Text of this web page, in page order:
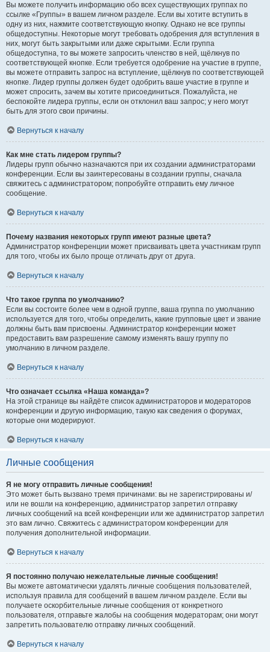
Вы можете получить информацию обо всех существующих группах по
ссылке «Группы» в вашем личном разделе. Если вы хотите вступить в
одну из них, нажмите соответствующую кнопку. Однако не все группы
общедоступны. Некоторые могут требовать одобрения для вступления в
них, могут быть закрытыми или даже скрытыми. Если группа
общедоступна, то вы можете запросить членство в ней, щёлкнув по
соответствующей кнопке. Если требуется одобрение на участие в группе,
вы можете отправить запрос на вступление, щёлкнув по соответствующей
кнопке. Лидер группы должен будет одобрить ваше участие в группе и
может спросить, зачем вы хотите присоединиться. Пожалуйста, не
беспокойте лидера группы, если он отклонил ваш запрос; у него могут
быть для этого свои причины.
Вернуться к началу
Как мне стать лидером группы?
Лидеры групп обычно назначаются при их создании администраторами
конференции. Если вы заинтересованы в создании группы, сначала
свяжитесь с администратором; попробуйте отправить ему личное
сообщение.
Вернуться к началу
Почему названия некоторых групп имеют разные цвета?
Администратор конференции может присваивать цвета участникам групп
для того, чтобы их было проще отличать друг от друга.
Вернуться к началу
Что такое группа по умолчанию?
Если вы состоите более чем в одной группе, ваша группа по умолчанию
используется для того, чтобы определить, какие групповые цвет и звание
должны быть вам присвоены. Администратор конференции может
предоставить вам разрешение самому изменять вашу группу по
умолчанию в личном разделе.
Вернуться к началу
Что означает ссылка «Наша команда»?
На этой странице вы найдёте список администраторов и модераторов
конференции и другую информацию, такую как сведения о форумах,
которые они модерируют.
Вернуться к началу
Личные сообщения
Я не могу отправить личные сообщения!
Это может быть вызвано тремя причинами: вы не зарегистрированы и/
или не вошли на конференцию, администратор запретил отправку
личных сообщений на всей конференции или же администратор запретил
это вам лично. Свяжитесь с администратором конференции для
получения дополнительной информации.
Вернуться к началу
Я постоянно получаю нежелательные личные сообщения!
Вы можете автоматически удалять личные сообщения пользователей,
используя правила для сообщений в вашем личном разделе. Если вы
получаете оскорбительные личные сообщения от конкретного
пользователя, отправьте жалобы на сообщения модераторам; они могут
запретить пользователю отправку личных сообщений.
Вернуться к началу